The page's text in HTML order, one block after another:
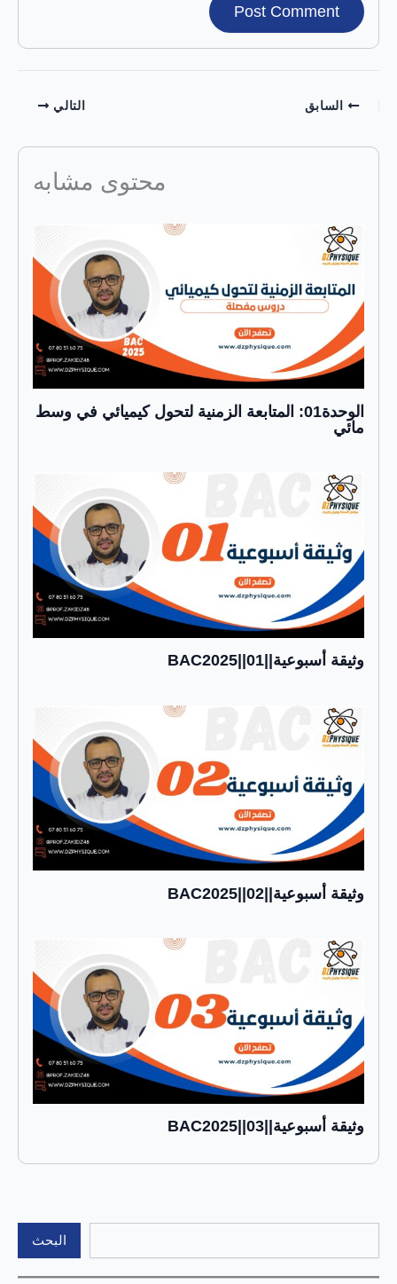
السابق التالي
محتوى مشابه
الوحدة01: المتابعة الزمنية لتحول كيميائي في وسط
مائي
وثيقة أسبوعية||01||BAC2025
وثيقة أسبوعية||02||BAC2025
وثيقة أسبوعية||03||BAC2025
البحث